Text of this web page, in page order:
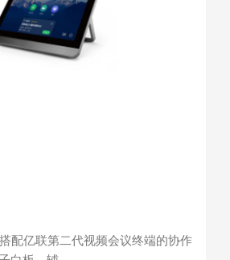
配亿联第二代视频会议终端的协作